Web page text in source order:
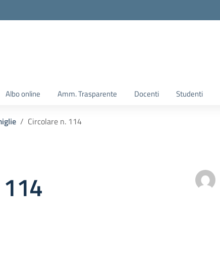
Albo online Amm. Trasparente Docenti Studenti
Circolare n. 114